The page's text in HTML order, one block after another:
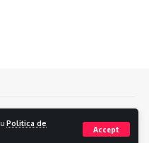
Politica de
Accept
byAlphaByte